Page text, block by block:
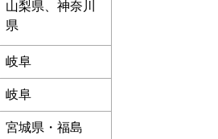
山梨県、神奈川
県
岐阜
岐阜
宮城県・福島